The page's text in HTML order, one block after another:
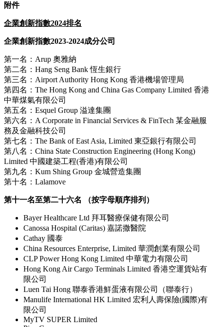
附件
企業創新指數2024排名
企業創新指數2023-2024成分公司
第一名：Arup 奧雅納
第二名：Hang Seng Bank 恆生銀行
第三名：Airport Authority Hong Kong 香港機場管理局
第四名：The Hong Kong and China Gas Company Limited 香港
中華煤氣有限公司
第五名：Esquel Group 溢達集團
第六名：A Corporate in Financial Services & FinTech 某金融服
務及金融科技公司
第七名：The Bank of East Asia, Limited 東亞銀行有限公司
第八名：China State Construction Engineering (Hong Kong)
Limited 中國建築工程(香港)有限公司
第九名：Kum Shing Group 金城營造集團
第十名：Lalamove
第十一名至第二十六名 （按字母順序排列）
Bayer Healthcare Ltd 拜耳醫療保健有限公司
Canossa Hospital (Caritas) 嘉諾撒醫院
Cathay 國泰
China Resources Enterprise, Limited 華潤創業有限公司
CLP Power Hong Kong Limited 中華電力有限公司
Hong Kong Air Cargo Terminals Limited 香港空運貨站有
限公司
Luen Tai Hong 聯泰香港鮮蛋液有限公司（聯泰行）
Manulife International HK Limited 宏利人壽保險(國際)有
限公司
MyTV SUPER Limited